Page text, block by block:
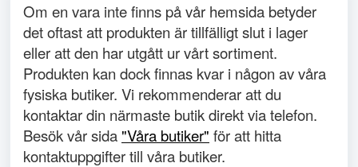
Om en vara inte finns på vår hemsida betyder
det oftast att produkten är tillfälligt slut i lager
eller att den har utgått ur vårt sortiment.
Produkten kan dock finnas kvar i någon av våra
fysiska butiker. Vi rekommenderar att du
kontaktar din närmaste butik direkt via telefon.
Besök vår sida "Våra butiker" för att hitta
kontaktuppgifter till våra butiker.